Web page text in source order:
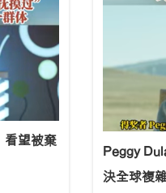
看望被棄
Peggy
決全球複